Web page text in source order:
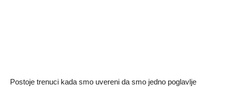
Postoje trenuci kada smo uvereni da smo jedno poglavlje